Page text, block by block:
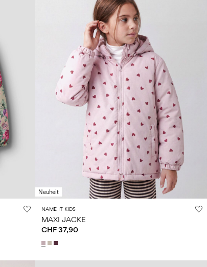
Neuheit
NAME IT KIDS
MAXI JACKE
CHF 37,90